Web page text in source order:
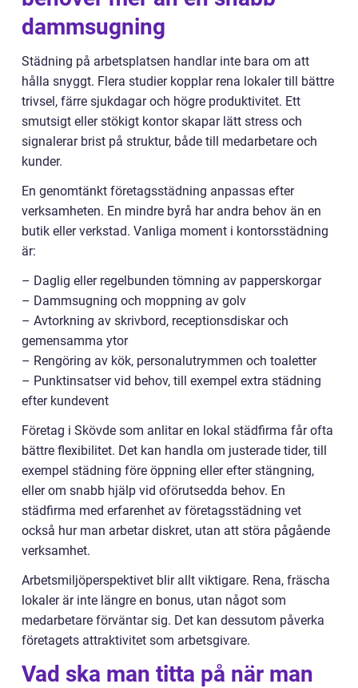
dammsugning
Städning på arbetsplatsen handlar inte bara om att
hålla snyggt. Flera studier kopplar rena lokaler till bättre
trivsel, färre sjukdagar och högre produktivitet. Ett
smutsigt eller stökigt kontor skapar lätt stress och
signalerar brist på struktur, både till medarbetare och
kunder.
En genomtänkt företagsstädning anpassas efter
verksamheten. En mindre byrå har andra behov än en
butik eller verkstad. Vanliga moment i kontorsstädning
är:
– Daglig eller regelbunden tömning av papperskorgar
– Dammsugning och moppning av golv
– Avtorkning av skrivbord, receptionsdiskar och
gemensamma ytor
– Rengöring av kök, personalutrymmen och toaletter
– Punktinsatser vid behov, till exempel extra städning
efter kundevent
Företag i Skövde som anlitar en lokal städfirma får ofta
bättre flexibilitet. Det kan handla om justerade tider, till
exempel städning före öppning eller efter stängning,
eller om snabb hjälp vid oförutsedda behov. En
städfirma med erfarenhet av företagsstädning vet
också hur man arbetar diskret, utan att störa pågående
verksamhet.
Arbetsmiljöperspektivet blir allt viktigare. Rena, fräscha
lokaler är inte längre en bonus, utan något som
medarbetare förväntar sig. Det kan dessutom påverka
företagets attraktivitet som arbetsgivare.
Vad ska man titta på när man